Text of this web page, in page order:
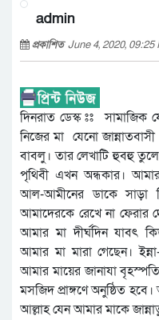
admin
প্রকাশিতJune 4, 2020, 09:25
দিনরাত ডেস্ক ঃঃ
নিজের মা যেনো
বাবলু। তার লেখাটি হুবহু
পৃথিবী এখন অন্ধকার।
আল-আমীনের ডাকে সাড়া
আমাদেরকে রেখে না ফেরার
আমার মা দীর্ঘদিন যাবৎ
আমার মা মারা গেছেন।
আমার মায়ের জানাযা
মসজিদ প্রাঙ্গণে অনুষ্ঠিত
আল্লাহ যেন আমার মাকে